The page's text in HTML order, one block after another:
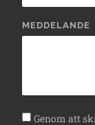
MEDDELANDE
Genom att